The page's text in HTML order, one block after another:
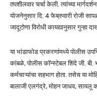
तपशीलवार चर्चा केली. त्यांच्या
योजनेनुसार दि. 4 फेब्रुवारी रोजी
जादूटोणा विरोधी कायद्यानुसार गुन्हा
या भांडाफोड प्रकरणांमध्ये पोलीस
कांबळे, पोलीस कॉन्स्टेबल शिंदे जी.
कर्मचाऱ्यांचा सहभाग होता. तसेच या
बालाजी एलगंद्रे, मोहन जाधव, सायलू